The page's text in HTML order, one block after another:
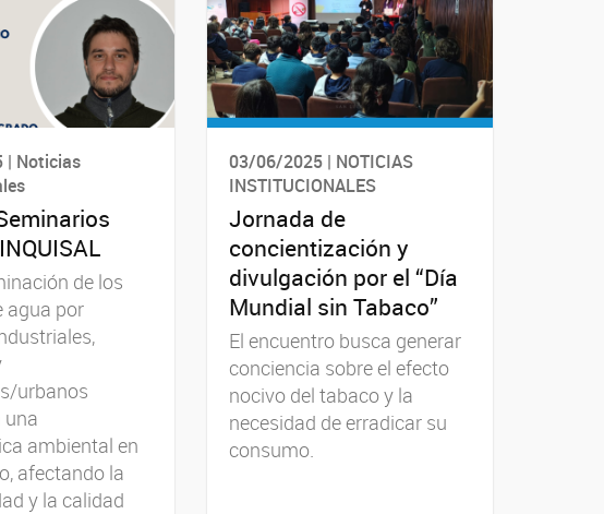
| Noticias
de los
agua por
urbanos
una
ambiental en
afectando la
y la calidad
03/06/2025 | NOTICIAS
INSTITUCIONALES
Jornada de
concientización y
divulgación por el “Día
Mundial sin Tabaco”
El encuentro busca generar
conciencia sobre el efecto
nocivo del tabaco y la
necesidad de erradicar su
consumo.